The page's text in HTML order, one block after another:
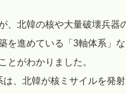
、北韓の核や大量破壊兵器
を進めている「3軸体系」
とがわかりました。
は、北韓が核ミサイルを発